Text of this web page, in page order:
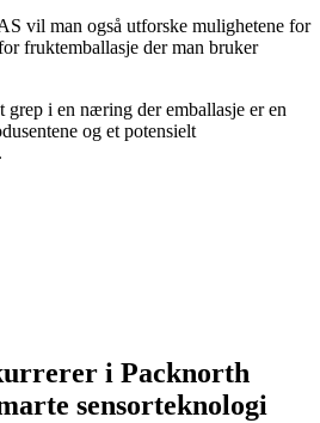
vil man også utforske mulighetene for
fruktemballasje der man bruker
i en næring der emballasje er en
og et potensielt
i Packnorth
sensorteknologi